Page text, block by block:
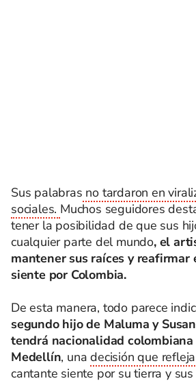
Sus palabras no tardaron en
sociales. Muchos seguidores
tener la posibilidad de que sus
cualquier parte del mundo, el
mantener sus raíces y reafirmar
siente por Colombia.
De esta manera, todo parece
segundo hijo de Maluma y
tendrá nacionalidad colombiana
Medellín, unadecisión que
cantante siente por su tierra y